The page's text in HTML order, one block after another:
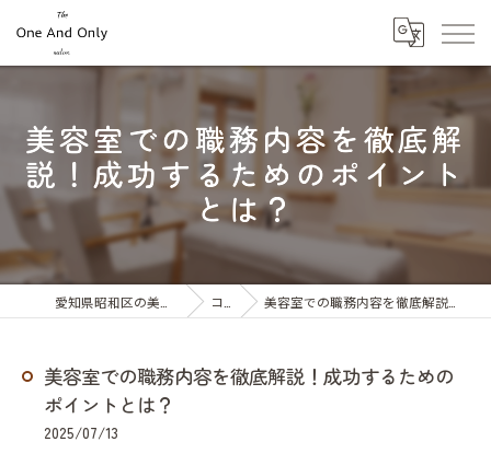
美容室での職務内容を徹底解
説！成功するためのポイント
とは？
コラム 美容室での職務内容を徹底解説！成功するためのポイントとは？
美容室での職務内容を徹底解説！成功するための
ポイントとは？
2025/07/13